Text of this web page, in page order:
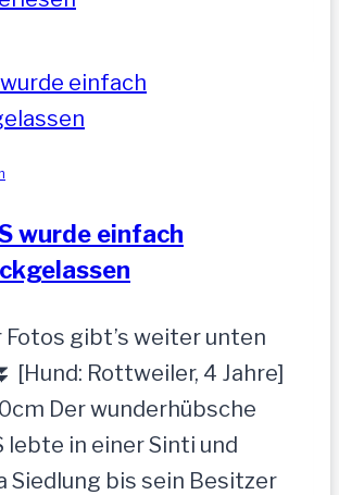
Rüde,
35
wurde einfach
Fotos gibt’s weiter unten
[Hund: Rottweiler, 4 Jahre]
Der wunderhübsche
lebte in einer Sinti und
Siedlung bis sein Besitzer